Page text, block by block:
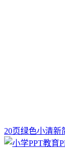
20页绿色小清新